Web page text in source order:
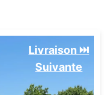
Livraison ⏭️
Suivante️